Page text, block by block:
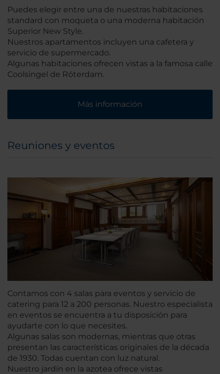
Puedes elegir entre una de nuestras habitaciones
standard con moqueta o una moderna habitación
Superior New Style.
Nuestros apartamentos incluyen una cafetera y
servicio de supermercado.
Algunas habitaciones ofrecen vistas a la famosa calle
Coolsingel de Róterdam.
Más información
Reuniones y eventos
Contamos con 4 salas para eventos y servicio de
catering para 12 a 200 personas. Nuestro especialista
en eventos se encuentra a tu disposición para
ayudarte con lo que necesites.
Algunas salas son modernas, mientras que otras
presentan las características originales de la década
de 1930. Todas cuentan con luz natural.
Nuestro jardín en la azotea ofrece vistas